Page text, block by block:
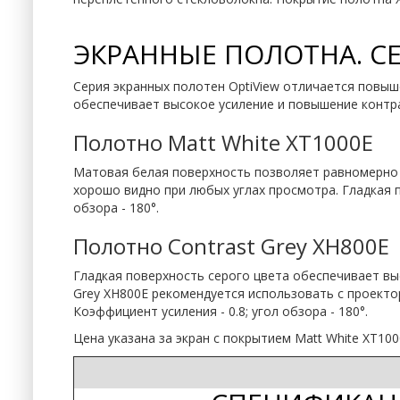
ЭКРАННЫЕ ПОЛОТНА.
Серия экранных полотен OptiView отличается
обеспечивает высокое усиление и повышение
Полотно Matt White XT1000E
Матовая белая поверхность позволяет
хорошо видно при любых углах просмотра. Гладкая
обзора - 180°.
Полотно Contrast Grey XH800E
Гладкая поверхность серого цвета обеспечивает
Grey XH800E рекомендуется использовать с
Коэффициент усиления - 0.8; угол обзора - 180°.
Цена указана за экран с покрытием Matt White